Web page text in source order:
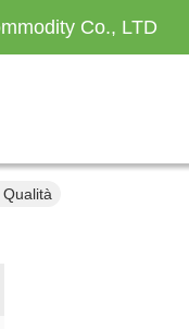
Co., LTD